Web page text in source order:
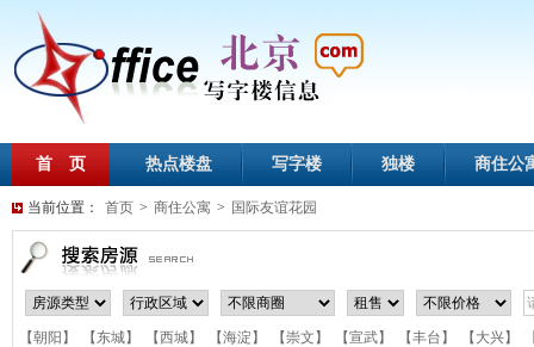
首 页 热点楼盘 写字楼 独楼 商住公
当前位置： 首页 > 商住公寓 > 国际友谊花园
【朝阳】 【东城】 【西城】 【海淀】 【崇文】 【宣武】 【丰台】 【大兴】